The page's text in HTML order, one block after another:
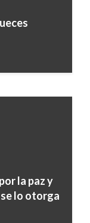
la paz y
lo otorga